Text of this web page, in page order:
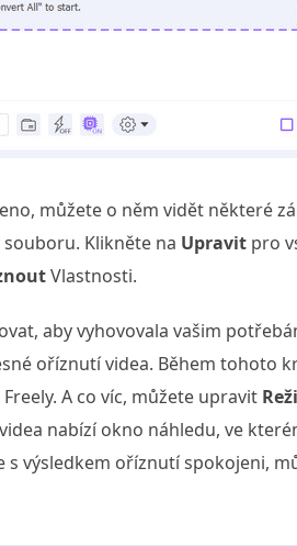
můžete o něm vidět některé
Klikněte na Upravit pro
Vlastnosti.
aby vyhovovala vašim
oříznutí videa. Během tohoto
A co víc, můžete upravit
nabízí okno náhledu, ve
s výsledkem oříznutí spokojeni,